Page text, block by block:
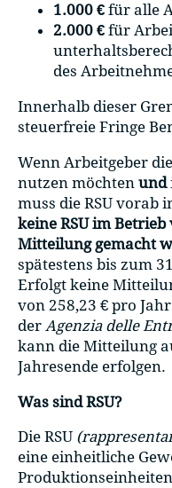
1.000 € für alle
2.000 € für
des
Innerhalb dieser
steuerfreie Fringe
Wenn Arbeitgeber
nutzen möchten und
muss die RSU vorab
keine RSU im
Mitteilung gemacht
spätestens bis zum
Erfolgt keine
von 258,23 € pro
der Agenzia delle
kann die Mitteilung
Jahresende erfolgen.
Was sind RSU?
Die RSU
eine einheitliche